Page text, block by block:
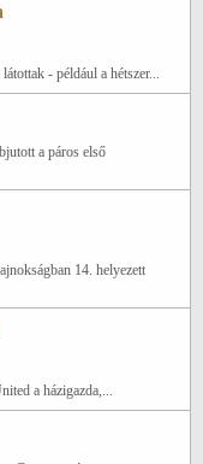
- például a hétszer...
a páros első
14. helyezett
a házigazda,...